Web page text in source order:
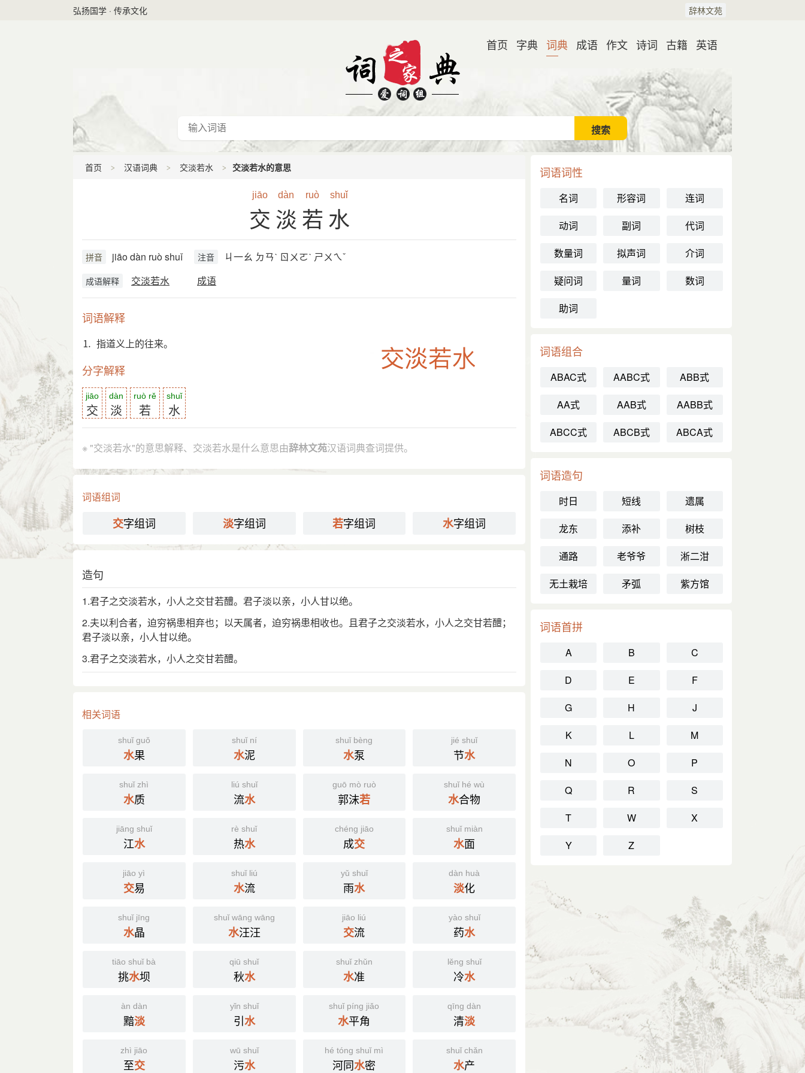
弘扬国学 · 传承文化 辞林文苑
首页 字典 词典 成语 作文 诗词 古籍 英语
首页 汉语词典 交淡若水 交淡若水的意思
jiāo dàn ruò shuǐ
交淡若水
拼音 jiāo dàn ruò shuǐ 注音 ㄐ一ㄠ ㄉㄢˋ ㄖㄨㄛˋ ㄕㄨㄟˇ
成语解释 交淡若水 成语
词语解释
⒈ 指道义上的往来。
分字解释
jiāo
交
dàn
淡
ruò rě
若
shuǐ
水
※ "交淡若水"的意思解释、交淡若水是什么意思由辞林文苑汉语词典查词提供。
词语组词
交字组词 淡字组词 若字组词 水字组词
造句
1.君子之交淡若水，小人之交甘若醴。君子淡以亲，小人甘以绝。
2.夫以利合者，迫穷祸患相弃也；以天属者，迫穷祸患相收也。且君子之交淡若水，小人之交甘若醴；
君子淡以亲，小人甘以绝。
3.君子之交淡若水，小人之交甘若醴。
相关词语
shuǐ guǒ
水果
shuǐ ní
水泥
shuǐ bèng
水泵
jié shuǐ
节水
shuǐ zhì
水质
liú shuǐ
流水
guō mò ruò
郭沫若
shuǐ hé wù
水合物
jiāng shuǐ
江水
rè shuǐ
热水
chéng jiāo
成交
shuǐ miàn
水面
jiāo yì
交易
shuǐ liú
水流
yǔ shuǐ
雨水
dàn huà
淡化
shuǐ jīng
水晶
shuǐ wāng wāng
水汪汪
jiāo liú
交流
yào shuǐ
药水
tiāo shuǐ bà
挑水坝
qiū shuǐ
秋水
shuǐ zhǔn
水准
lěng shuǐ
冷水
àn dàn
黯淡
yǐn shuǐ
引水
shuǐ píng jiǎo
水平角
qīng dàn
清淡
zhì jiāo
至交
wū shuǐ
污水
hé tóng shuǐ mì
河同水密
shuǐ chǎn
水产
词语词性
名词 形容词
连词
动词
副词
代词
数量词
拟声词
介词
疑问词
量词
数词
助词
词语组合
ABAC式 AABC式
ABB式
AA式
AAB式
AABB式
ABCC式
ABCB式 ABCA式
词语造句
时日 短线
遗属
龙东
添补
树枝
通路
老爷爷
淅二泔
无土栽培
矛弧 紫方馆
词语首拼
A B
C
D
E
F
G
H
J
K
L
M
N
O
P
Q
R
S
T
W
X
Y
Z